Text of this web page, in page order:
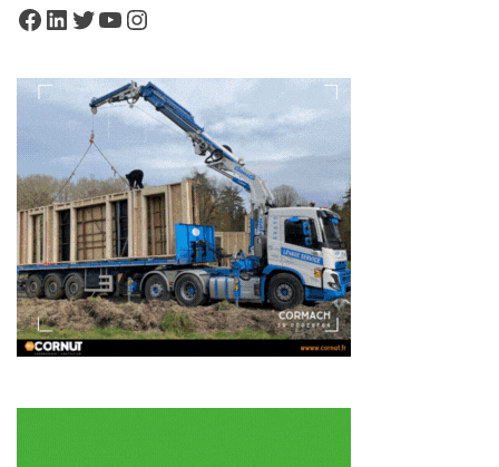
Facebook
LinkedIn
Twitter
YouTube
Instagram